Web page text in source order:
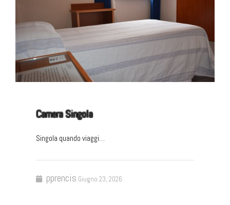
Camera Singola
Singola quando viaggi…
pprencis Giugno 23, 2026